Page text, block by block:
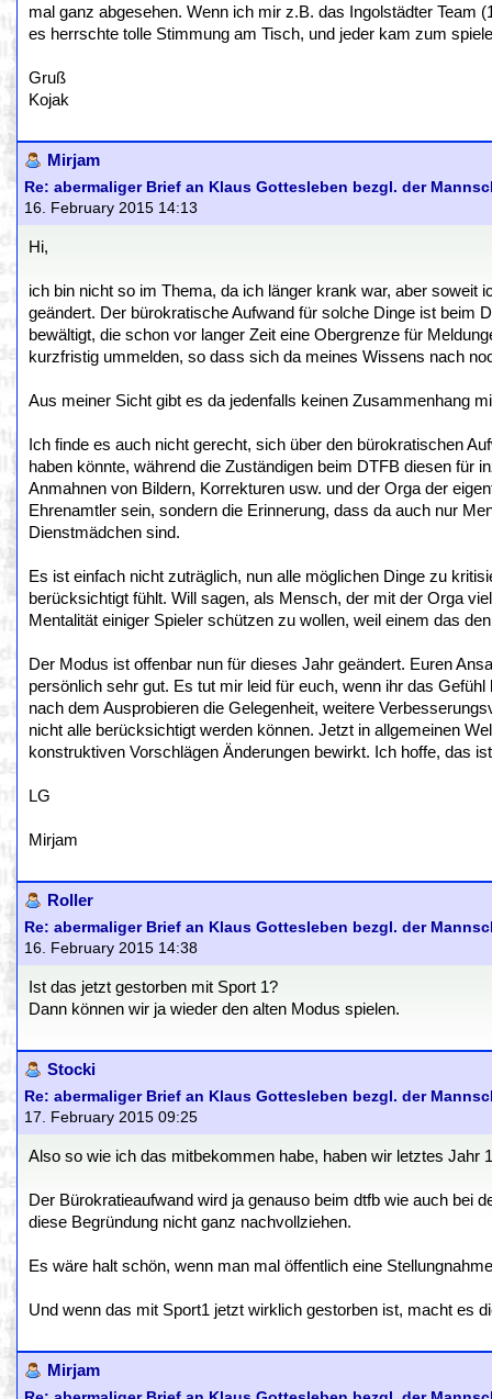
mal ganz abgesehen. Wenn ich mir z.B. das Ingolstädter Team
es herrschte tolle Stimmung am Tisch, und jeder kam zum
Gruß
Kojak
Mirjam
Re: abermaliger Brief an Klaus Gottesleben bezgl. der
16. February 2015 14:13
Hi,
ich bin nicht so im Thema, da ich länger krank war, aber
geändert. Der bürokratische Aufwand für solche Dinge ist beim
bewältigt, die schon vor langer Zeit eine Obergrenze für
kurzfristig ummelden, so dass sich da meines Wissens nach
Aus meiner Sicht gibt es da jedenfalls keinen Zusammenhang
Ich finde es auch nicht gerecht, sich über den bürokratischen
haben könnte, während die Zuständigen beim DTFB diesen für
Anmahnen von Bildern, Korrekturen usw. und der Orga der
Ehrenamtler sein, sondern die Erinnerung, dass da auch nur
Dienstmädchen sind.
Es ist einfach nicht zuträglich, nun alle möglichen Dinge zu
berücksichtigt fühlt. Will sagen, als Mensch, der mit der Orga
Mentalität einiger Spieler schützen zu wollen, weil einem das
Der Modus ist offenbar nun für dieses Jahr geändert. Euren
persönlich sehr gut. Es tut mir leid für euch, wenn ihr das
nach dem Ausprobieren die Gelegenheit, weitere
nicht alle berücksichtigt werden können. Jetzt in allgemeinen
konstruktiven Vorschlägen Änderungen bewirkt. Ich hoffe, das
LG
Mirjam
Roller
Re: abermaliger Brief an Klaus Gottesleben bezgl. der
16. February 2015 14:38
Ist das jetzt gestorben mit Sport 1?
Dann können wir ja wieder den alten Modus spielen.
Stocki
Re: abermaliger Brief an Klaus Gottesleben bezgl. der
17. February 2015 09:25
Also so wie ich das mitbekommen habe, haben wir letztes Jahr
Der Bürokratieaufwand wird ja genauso beim dtfb wie auch bei
diese Begründung nicht ganz nachvollziehen.
Es wäre halt schön, wenn man mal öffentlich eine
Und wenn das mit Sport1 jetzt wirklich gestorben ist, macht es
Mirjam